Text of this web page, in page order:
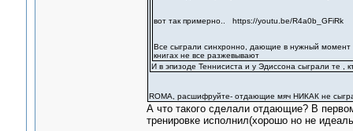
вот так примерно.. https://youtu.be/R4a0b_GFiRk
Все сыграли синхронно, дающие в нужный момент
книгах не все разжевывают
И в эпизоде Теннисиста и у Эдиссона сыграли те ,
ROMA, расшифруйте- отдающие мяч НИКАК не
А что такого сделали отдающие? В
тренировке исполнил(хорошо но не